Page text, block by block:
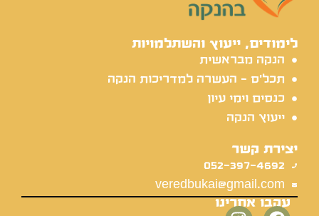
לימודים, ייעוץ והשתלמויות
הנקה מבראשית
תכל'ס - העשרה למדריכות הנקה
כנסים וימי עיון
ייעוץ הנקה
יצירת קשר
052-397-4692
veredbukai@gmail.com
עקבו אחרינו